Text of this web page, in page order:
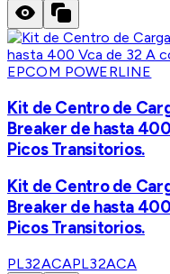
EPCOM POWERLINE
Kit de Centro de
Breaker de hasta
Picos Transitorios.
Kit de Centro de
Breaker de hasta
Picos Transitorios.
PL32ACAPL32ACA